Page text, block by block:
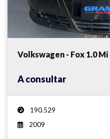
Volkswagen - Fox 1.0
A consultar
190.529
2009